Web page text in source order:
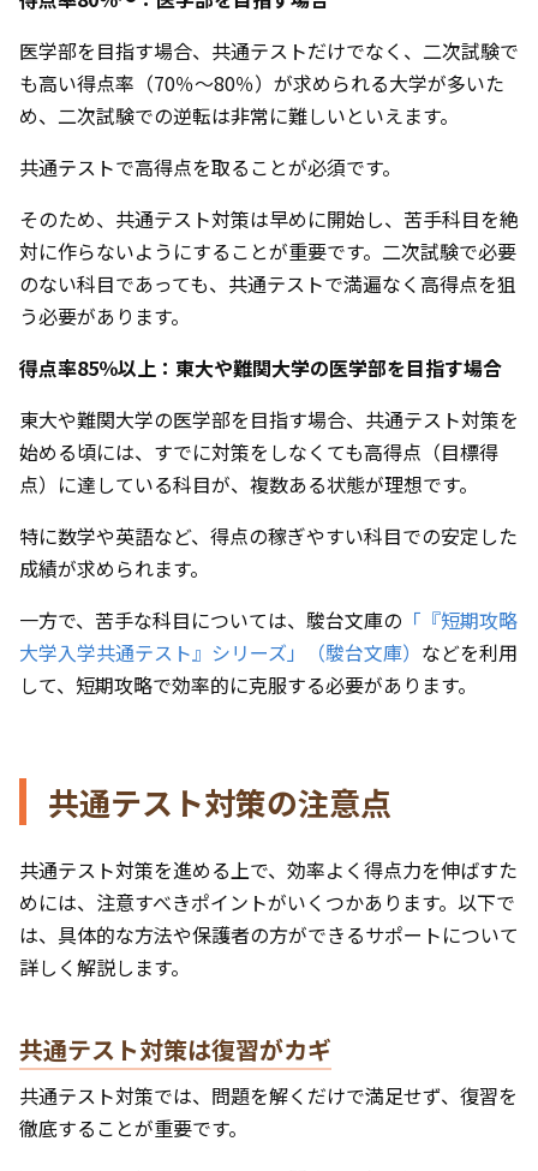
医学部を目指す場合、共通テストだけでなく、二次試験で
も高い得点率（70％〜80％）が求められる大学が多いた
め、二次試験での逆転は非常に難しいといえます。
共通テストで高得点を取ることが必須です。
そのため、共通テスト対策は早めに開始し、苦手科目を絶
対に作らないようにすることが重要です。二次試験で必要
のない科目であっても、共通テストで満遍なく高得点を狙
う必要があります。
得点率85％以上：東大や難関大学の医学部を目指す場合
東大や難関大学の医学部を目指す場合、共通テスト対策を
始める頃には、すでに対策をしなくても高得点（目標得
点）に達している科目が、複数ある状態が理想です。
特に数学や英語など、得点の稼ぎやすい科目での安定した
成績が求められます。
一方で、苦手な科目については、駿台文庫の 「『短期攻略
大学入学共通テスト』シリーズ」（駿台文庫） などを利用
して、短期攻略で効率的に克服する必要があります。
共通テスト対策の注意点
共通テスト対策を進める上で、効率よく得点力を伸ばすた
めには、注意すべきポイントがいくつかあります。以下で
は、具体的な方法や保護者の方ができるサポートについて
詳しく解説します。
共通テスト対策は復習がカギ
共通テスト対策では、問題を解くだけで満足せず、復習を
徹底することが重要です。